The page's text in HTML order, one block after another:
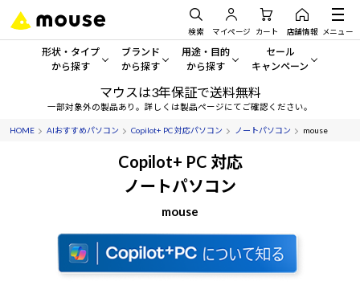
検索 マイページ カート 店舗情報 メニュー
形状・タイプ
から探す
形状・タイプから探す をすべてみる
デスクトップPC
サーバー
ブランド
から探す
mouse
G TUNE
NEXTGEAR
MousePro
用途・目的
から探す
一般向けパソコン
ゲーミングPC・ゲーム向けパソコン
クリエイティブ向け
ビジネス向けパソコン
学習向けパソコン
セール
キャンペーン
セール・キャンペー
期間限定セール
おすすめ目玉パソコン
今イチオシのパソコンをピ
マウスは3年保証で送料無料
一部対象外の製品あり。詳しくは製品ページにてご確認ください。
HOME AIおすすめパソコン Copilot+ PC 対応パソコン ノートパソコン mouse
Copilot+ PC 対応
ノートパソコン
mouse